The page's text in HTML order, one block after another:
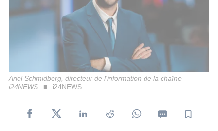
Ariel Schmidberg, directeur de l'information de la chaîne
i24NEWS
i24NEWS